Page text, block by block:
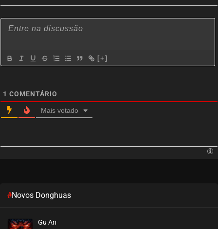
[+]
1 COMENTÁRIO
Mais votado
#Novos Donghuas
Gu An